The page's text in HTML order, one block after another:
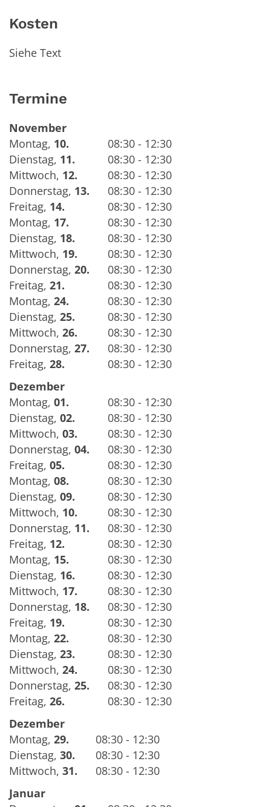
Kosten
Siehe Text
Termine
November
Montag, 10.
08:30 - 12:30
Dienstag, 11.
08:30 - 12:30
Mittwoch, 12.
08:30 - 12:30
Donnerstag, 13.
08:30 - 12:30
Freitag, 14.
08:30 - 12:30
Montag, 17.
08:30 - 12:30
Dienstag, 18.
08:30 - 12:30
Mittwoch, 19.
08:30 - 12:30
Donnerstag, 20.
08:30 - 12:30
Freitag, 21.
08:30 - 12:30
Montag, 24.
08:30 - 12:30
Dienstag, 25.
08:30 - 12:30
Mittwoch, 26.
08:30 - 12:30
Donnerstag, 27.
08:30 - 12:30
Freitag, 28.
08:30 - 12:30
Dezember
Montag, 01.
08:30 - 12:30
Dienstag, 02.
08:30 - 12:30
Mittwoch, 03.
08:30 - 12:30
Donnerstag, 04.
08:30 - 12:30
Freitag, 05.
08:30 - 12:30
Montag, 08.
08:30 - 12:30
Dienstag, 09.
08:30 - 12:30
Mittwoch, 10.
08:30 - 12:30
Donnerstag, 11.
08:30 - 12:30
Freitag, 12.
08:30 - 12:30
Montag, 15.
08:30 - 12:30
Dienstag, 16.
08:30 - 12:30
Mittwoch, 17.
08:30 - 12:30
Donnerstag, 18.
08:30 - 12:30
Freitag, 19.
08:30 - 12:30
Montag, 22.
08:30 - 12:30
Dienstag, 23.
08:30 - 12:30
Mittwoch, 24.
08:30 - 12:30
Donnerstag, 25.
08:30 - 12:30
Freitag, 26.
08:30 - 12:30
Dezember
Montag, 29.
08:30 - 12:30
Dienstag, 30.
08:30 - 12:30
Mittwoch, 31.
08:30 - 12:30
Januar